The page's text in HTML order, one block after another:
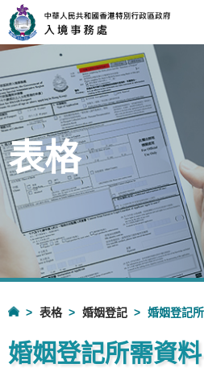
表格
表格 婚姻登記 婚姻登記
婚姻登記所需資料